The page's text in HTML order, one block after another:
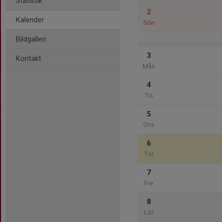
Kalender
Bildgalleri
Kontakt
2
Sön
3
Mån
4
Tis
5
Ons
6
Tor
7
Fre
8
Lör